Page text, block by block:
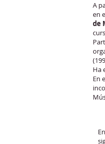
A
en
de
Ha
En